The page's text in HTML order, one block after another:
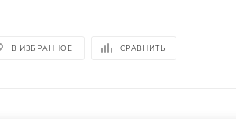
В ИЗБРАННОЕ СРАВНИТЬ